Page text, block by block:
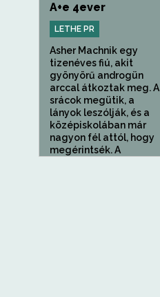
A+e 4ever
LETHE PR
Asher Machnik egy
tizenéves fiú, akit
gyönyörű androgün
arccal átkoztak meg. A
srácok megütik, a
lányok leszólják, és a
középiskolában már
nagyon fél attól, hogy
megérintsék. A